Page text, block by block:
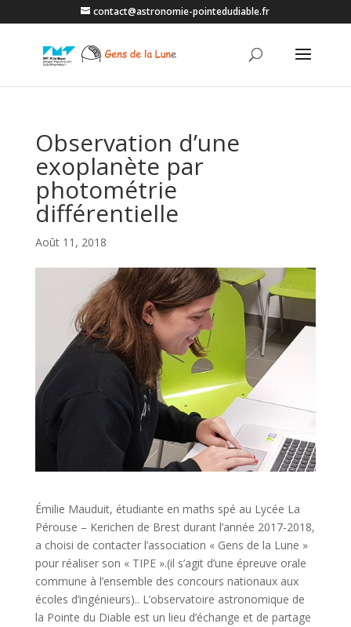
contact@astronomie-pointedudiable.fr
Observation d’une
exoplanète par
photométrie
différentielle
Août 11, 2018
Émilie Mauduit, étudiante en maths spé au Lycée La
Pérouse – Kerichen de Brest durant l’année 2017-2018,
a choisi de contacter l’association « Gens de la Lune »
pour réaliser son « TIPE ».(il s’agit d’une épreuve orale
commune à l’ensemble des concours nationaux aux
écoles d’ingénieurs).. L’observatoire astronomique de
la Pointe du Diable est un lieu d’échange et de partage